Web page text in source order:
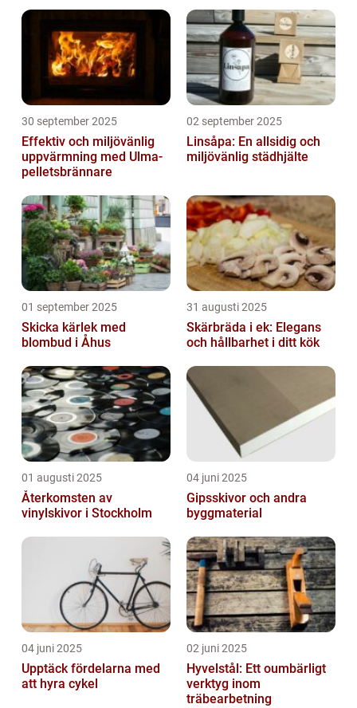
30 september 2025
Effektiv och miljövänlig
uppvärmning med Ulma-
pelletsbrännare
02 september 2025
Linsåpa: En allsidig och
miljövänlig städhjälte
01 september 2025
Skicka kärlek med
blombud i Åhus
31 augusti 2025
Skärbräda i ek: Elegans
och hållbarhet i ditt kök
01 augusti 2025
Återkomsten av
vinylskivor i Stockholm
04 juni 2025
Gipsskivor och andra
byggmaterial
04 juni 2025
Upptäck fördelarna med
att hyra cykel
02 juni 2025
Hyvelstål: Ett oumbärligt
verktyg inom
träbearbetning